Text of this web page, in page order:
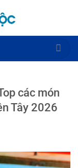
các món
Tây 2026